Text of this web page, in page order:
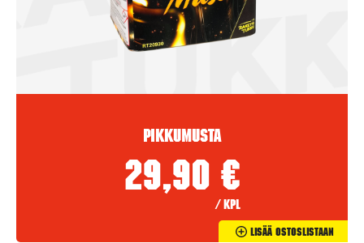
Pikkumusta
29,90 €
/ kpl
Lisää Ostoslistaan